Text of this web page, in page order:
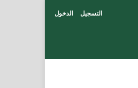
التسجيل الدخول